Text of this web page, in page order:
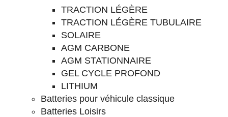
TRACTION LÉGÈRE
TRACTION LÉGÈRE TUBULAIRE
SOLAIRE
AGM CARBONE
AGM STATIONNAIRE
GEL CYCLE PROFOND
LITHIUM
Batteries pour véhicule classique
Batteries Loisirs